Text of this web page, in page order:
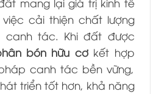
mang lại giá trị kinh tế
cải thiện chất lượng
tác. Khi đất được
bón hữu cơkết hợp
canh tác bền vững,
triển tốt hơn, khả năng